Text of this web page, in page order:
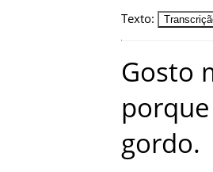
Texto:
Gosto
porque
gordo.